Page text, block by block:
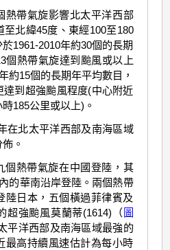
熱帶氣旋影響北太平洋西部
至北緯45度、東經100至180
1961-2010年約30個的長期
個熱帶氣旋達到颱風或以上
約15個的長期年平均數目，
達到超強颱風程度(中心附近
185公里或以上)。
在北太平洋西部及南海區域
。
個熱帶氣旋在中國登陸，其
的華南沿岸登陸。兩個熱帶
陸日本，五個橫過菲律賓及
超強颱風莫蘭蒂(1614)（ 圖
平洋西部及南海區域最強的
最高持續風速估計為每小時